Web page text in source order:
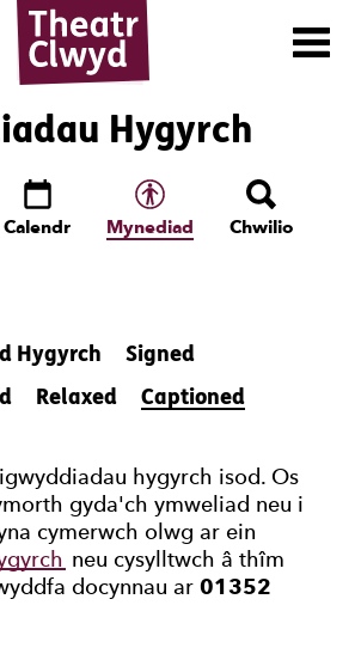
Theatr Clwyd
Menu
Hygyrch
Calendr Mynediad Chwilio
Hygyrch
Signed
Relaxed Captioned
hygyrch isod. Os
gyda'ch ymweliad neu i
cymerwch olwg ar ein
neu cysylltwch â thîm
docynnau ar 01352
Per Page